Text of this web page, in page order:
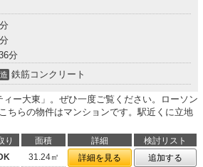
分
鉄筋コンクリート
ー大東」。ぜひ一度ご覧ください。ローソン
ちらの物件はマンションです。駅近くに立地
り 面積 詳細
検討リスト
31.24㎡ 詳細を見る 追加する